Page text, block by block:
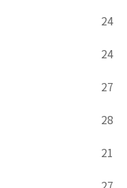
24
24
27
28
21